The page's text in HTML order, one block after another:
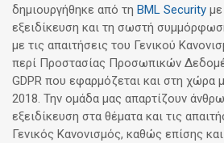
δημιουργήθηκε από τη BML Security
εξειδίκευση και τη σωστή
με τις απαιτήσεις του Γενικού
περί Προστασίας Προσωπικών
GDPR που εφαρμόζεται και στη χώρα
2018. Την ομάδα μας απαρτίζουν
εξειδίκευση στα θέματα και τις
Γενικός Κανονισμός, καθώς επίσης